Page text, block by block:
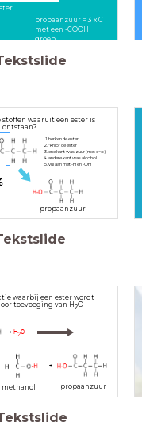
propaanzuur = 3 x C
met een -COOH
groep
stoffen waaruit een ester is
ontstaan?
propaanzuur
herken de ester
"knip" de ester
ene kant was zuur (met c=o)
andere kant was alcohol
vul aan met -H en -OH
waarbij een ester wordt
toevoeging van H2O
+ H2O
methanol propaanzuur